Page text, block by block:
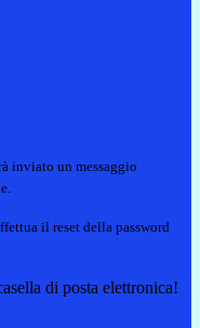
inviato un messaggio
il reset della password
di posta elettronica!